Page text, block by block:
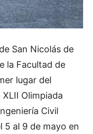
San Nicolás de
la Facultad de
lugar del
Olimpiada
Civil
5 al 9 de mayo en